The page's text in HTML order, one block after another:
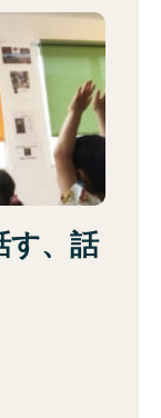
す、話